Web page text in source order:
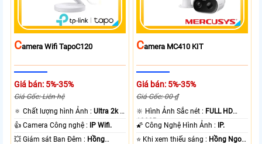
CAmera Wifi TapoC120
Giá bán: 5%-35%
Giá Gốc: Liên hệ
🔅 Chất lượng hình Ảnh :Ultra 2k +
.
👍 Camera Công nghệ :
IP Wifi.
💥 Giám sát Ban Đêm : Hồng
CAmera MC410 KIT
Giá bán: 5%-35%
Giá Gốc: 00 ₫
🔆 Hình Ảnh Sắc nét : FULL HD
1080P .
🌠 Công Nghệ Hình Ảnh :
IP.
⭐ Khi xem thiếu sáng : Hồng Ngoại